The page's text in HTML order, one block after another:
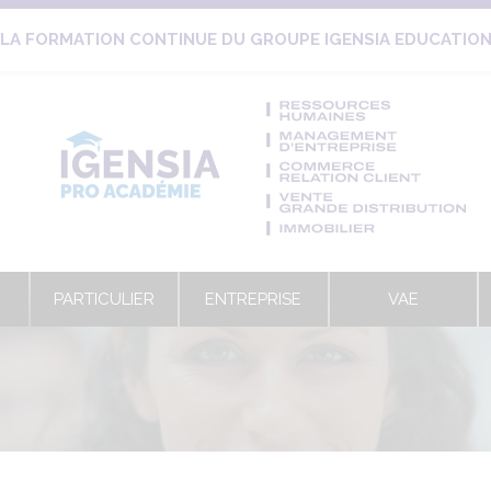
LA FORMATION CONTINUE DU GROUPE IGENSIA EDUCATION
PARTICULIER ENTREPRISE VAE